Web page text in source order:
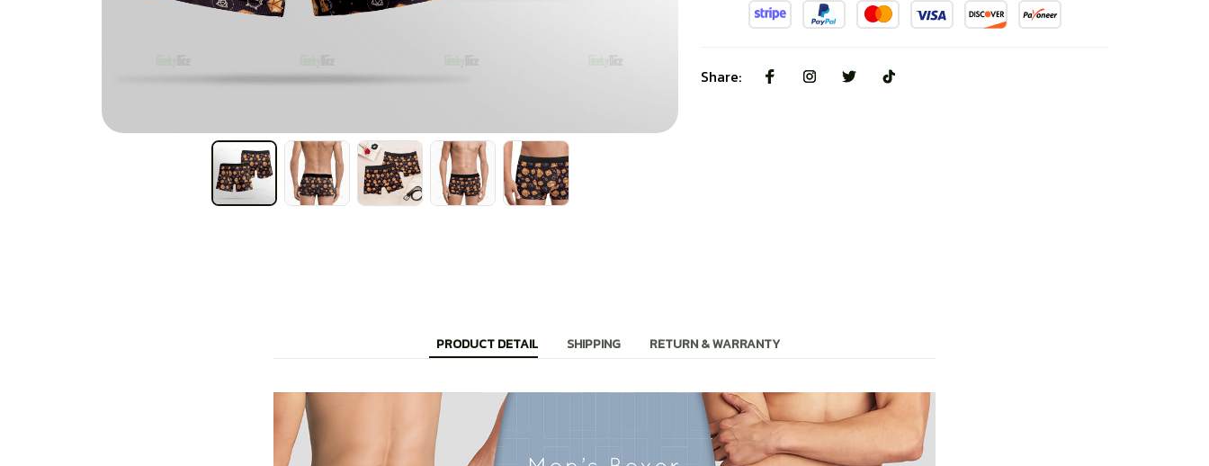
Share:
PRODUCT DETAIL SHIPPING RETURN & WARRANTY